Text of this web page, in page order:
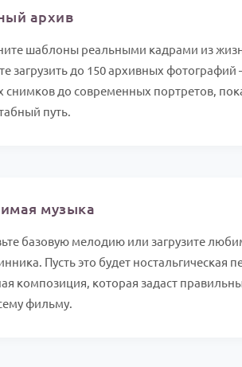
архив
шаблоны реальными кадрами из
загрузить до 150 архивных фотографий
снимков до современных портретов,
путь.
музыка
базовую мелодию или загрузите
Пусть это будет ностальгическая
композиция, которая задаст
фильму.